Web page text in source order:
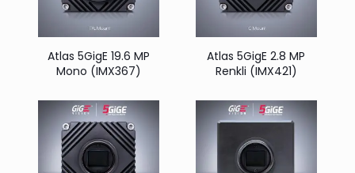
Atlas 5GigE 19.6 MP
Mono (IMX367)
Atlas 5GigE 2.8 MP
Renkli (IMX421)